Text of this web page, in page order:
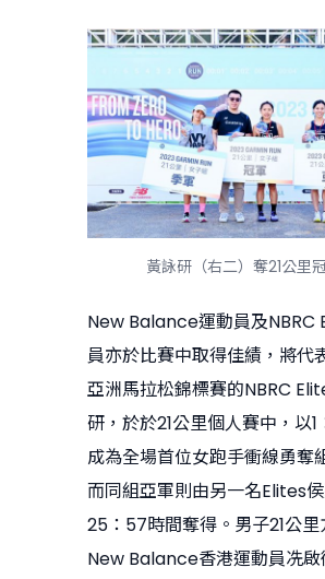
黃詠研（右二）奪21公里
New Balance運動員及NBRC
員亦於比賽中取得佳績，將代
亞洲馬拉松錦標賽的NBRC
研，於於21公里個人賽中，以
成為全場首位女跑手衝線勇奪
而同組亞軍則由另一名Elites侯
25：57時間奪得。男子21公里
New Balance香港運動員冼啟